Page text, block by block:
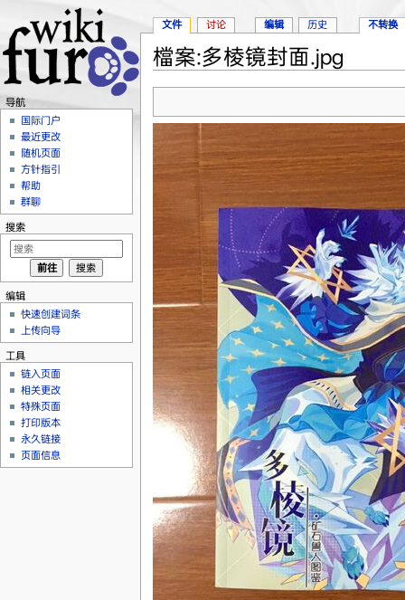
檔案:多棱镜封面.jpg
文件 讨论 编辑 历史 不转换
导航
国际门户
最近更改
随机页面
方针指引
帮助
群聊
搜索
编辑
快速创建词条
上传向导
工具
链入页面
相关更改
特殊页面
打印版本
永久链接
页面信息